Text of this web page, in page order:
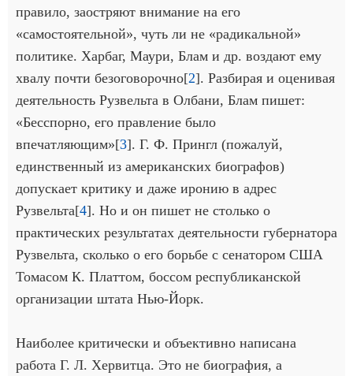
правило, заостряют внимание на его
«самостоятельной», чуть ли не «радикальной»
политике. Харбаг, Маури, Блам и др. воздают ему
хвалу почти безоговорочно[2]. Разбирая и оценивая
деятельность Рузвельта в Олбани, Блам пишет:
«Бесспорно, его правление было
впечатляющим»[3]. Г. Ф. Прингл (пожалуй,
единственный из американских биографов)
допускает критику и даже иронию в адрес
Рузвельта[4]. Но и он пишет не столько о
практических результатах деятельности губернатора
Рузвельта, сколько о его борьбе с сенатором США
Томасом К. Платтом, боссом республиканской
организации штата Нью-Йорк.
Наиболее критически и объективно написана
работа Г. Л. Хервитца. Это не биография, а